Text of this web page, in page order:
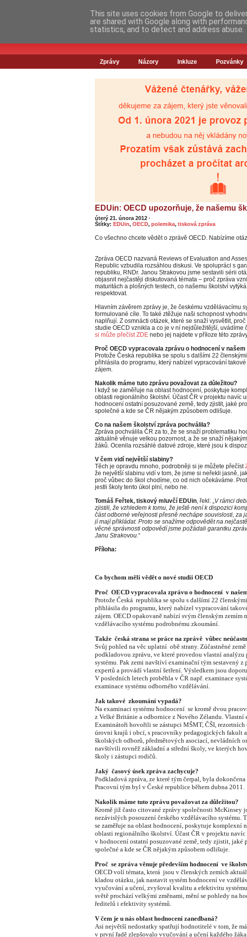
Zprávy Názory Inkluze Pozvánky
EDUin: OECD upozorňuje, že našemu
úterý 21. února 2012 ·
Štítky: EDUin, OECD, polemika, tisková zpráva
Co všechno chcete vědět o zprávě OECD. Nabízíme
Zpráva OECD nazvaná Reviews of Evaluation and
Republic vzbudila rozsáhlou diskusi. Ve spolupráci s
republiku, RNDr. Janou Strakovou jsme sestavili sérii
objasnit nejčastěji diskutovaná témata – proč zpráva
maturitách a plošných testech, co našemu školství
respektovat.
Hlavním závěrem zprávy je, že českému vzdělávacímu
formulované cíle. To také ztěžuje naši schopnost
naplňují. Z osmnácti otázek, které se snaží vysvětlit,
studie OECD vznikla a co je v ní nejdůležitější, uvádíme
si může přečíst ZDE nebo jej najdete v příloze této
Proč OECD vypracovala zprávu o hodnocení v
Protože Česká republika se spolu s dalšími 22
přihlásila do programu, který nabízel vypracování
zájem.
Nakolik máme tuto zprávu považovat za důležitou?
I když se zaměřuje na oblast hodnocení, poskytuje
oblasti regionálního školství. Účast ČR v projektu navíc
hodnocení ostatní posuzované země, tedy zjistit, jaké
společné a kde se ČR nějakým způsobem odlišuje.
Co na našem školství zpráva pochválila?
Zpráva pochválila ČR za to, že se snaží problematiku
aktuálně věnuje velkou pozornost, a že se snaží
žáků. Ocenila rozsáhlé datové zdroje, které jsou k
V čem vidí největší slabiny?
Těch je opravdu mnoho, podrobněji si je můžete přečíst
že největší slabinu vidí v tom, že jsme si neřekli jasně,
proč vůbec do škol chodíme, co od nich očekáváme.
jestli školy tento úkol plní, nebo ne.
Tomáš Feřtek, tiskový mluvčí EDUin, řekl: „V rámci
zjistili, že vzhledem k tomu, že ještě není k dispozici
část odborné veřejnosti přesně nechápe souvislosti, za
jí mají přikládat. Proto se snažíme odpovědět na
věcné správnosti odpovědí jsme požádali garantku
Janu Strakovou.“
Příloha:
Co bychom měli vědět o nové studii OECD
Proč OECD vypracovala zprávu o hodnocení v
Protože Česká republika se spolu s dalšími 22
přihlásila do programu, který nabízel vypracování
zájem. OECD opakovaně nabízí svým členským zemím
vzdělávacího systému podrobnému zkoumání.
Takže česká strana se práce na zprávě vůbec
Svůj pohled na věc uplatní obě strany. Zúčastněné
podkladovou zprávu, ve které provedou vlastní analýzu
systému. Pak zemi navštíví examinační tým sestavený
expertů a provádí vlastní šetření. Výsledkem jsou
V posledních letech proběhla v ČR např. examinace
examinace systému odborného vzdělávání.
Jak takové zkoumání vypadá?
Na examinaci systému hodnocení se kromě dvou
z Velké Británie a odbornice z Nového Zélandu. Vlastní
Examinátoři hovořili se zástupci MŠMT, ČŠI,
úrovni krajů i obcí, s pracovníky pedagogických fakult
školských odborů, předmětových asociací, nevládních
navštívili rovněž základní a střední školy, ve kterých
školy i zástupci rodičů.
Jaký časový úsek zpráva zachycuje?
Podkladová zpráva, ze které tým čerpal, byla
Pracovní tým byl v České republice během dubna 2011.
Nakolik máme tuto zprávu považovat za důležitou?
Kromě již často citované zprávy společnosti McKinsey
nezávislých posouzení českého vzdělávacího systému.
se zaměřuje na oblast hodnocení, poskytuje komplexní
oblasti regionálního školství. Účast ČR v projektu
v hodnocení ostatní posuzované země, tedy zjistit, jaké
společné a kde se ČR nějakým způsobem odlišuje.
Proč se zpráva věnuje především hodnocení ve
OECD volí témata, která jsou v členských zemích
kladou otázku, jak nastavit systém hodnocení ve
vyučování a učení, zvyšoval kvalitu a efektivitu
světě prochází velkými změnami, mění se pohledy na
ředitelů i efektivity systémů.
V čem je u nás oblast hodnocení zanedbaná?
Asi největší nedostatky spatřují hodnotitelé v tom, že
v první řadě zlepšovalo vyučování a učení každého
This site uses cookies from Google to
are shared with Google along with
statistics, and to detect and address abuse.